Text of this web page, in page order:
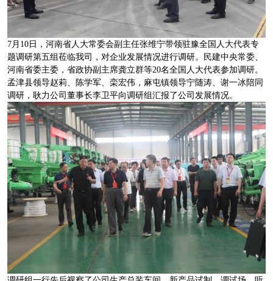
7月10日，河南省人大常委会副主任张维宁带领驻豫全国人大代表专
题调研第五组莅临我司，对企业发展情况进行调研。民建中央常委、
河南省委主委，省政协副主席龚立群等20名全国人大代表参加调研。
孟津县领导赵莉、陈学军、栾宏伟，麻屯镇领导宁随涛、谢一冰陪同
调研，耿力公司董事长李卫平向调研组汇报了公司发展情况。